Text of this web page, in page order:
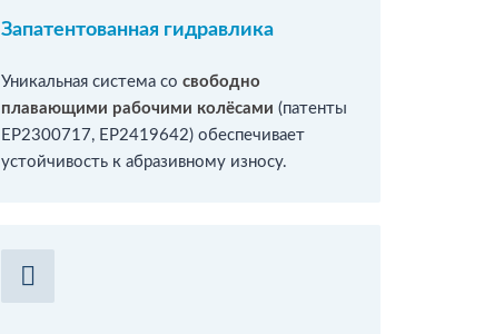
Запатентованная гидравлика
Уникальная система сосвободно
плавающими рабочими колёсами (патенты
EP2300717, EP2419642) обеспечивает
устойчивость к абразивному износу.